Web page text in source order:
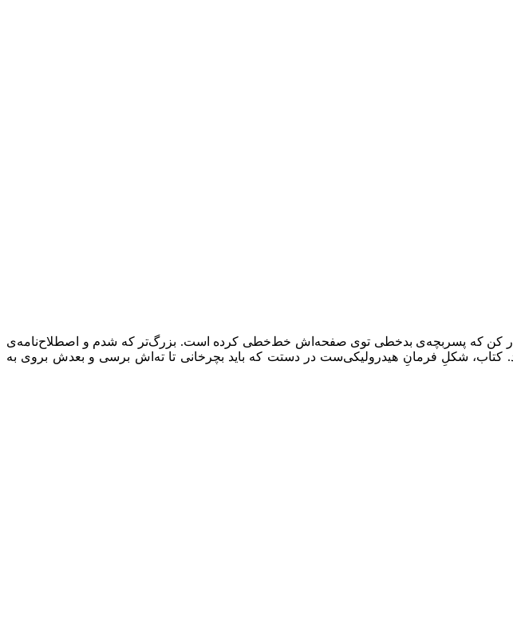
انگار کن که پسربچه‌ی بدخطی توی صفحه‌اش خط‌خطی کرده است. بزرگ‌تر که شدم و اصطلاح‌نامه‌ی
کتاب، شکلِ فرمانِ هیدرولیکی‌ست در دستت که باید بچرخانی تا ته‌اش برسی و بعدش بروی به